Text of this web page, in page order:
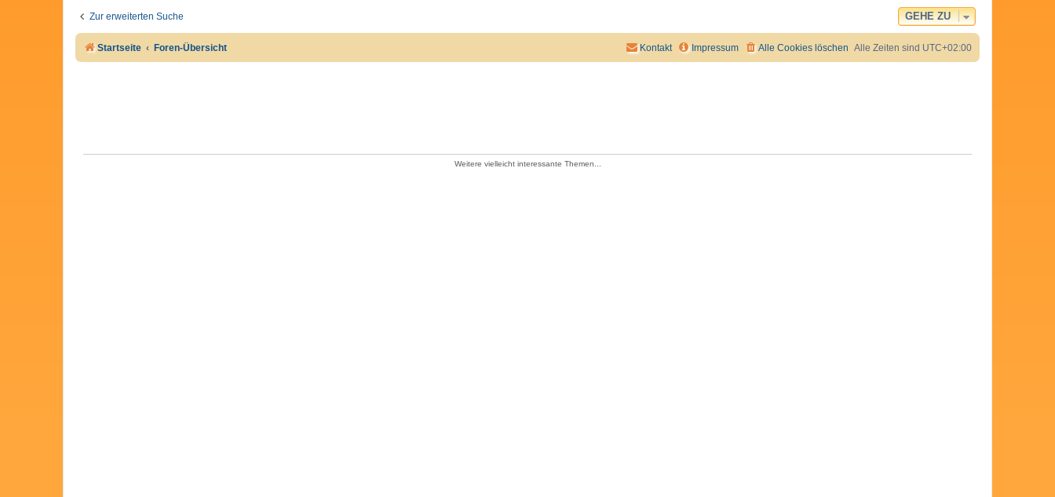
Zur erweiterten Suche GEHE ZU
Startseite Foren-Übersicht Alle Zeiten sind UTC+02:00
Alle Cookies löschen
Impressum
Kontakt
Weitere vielleicht interessante Themen...